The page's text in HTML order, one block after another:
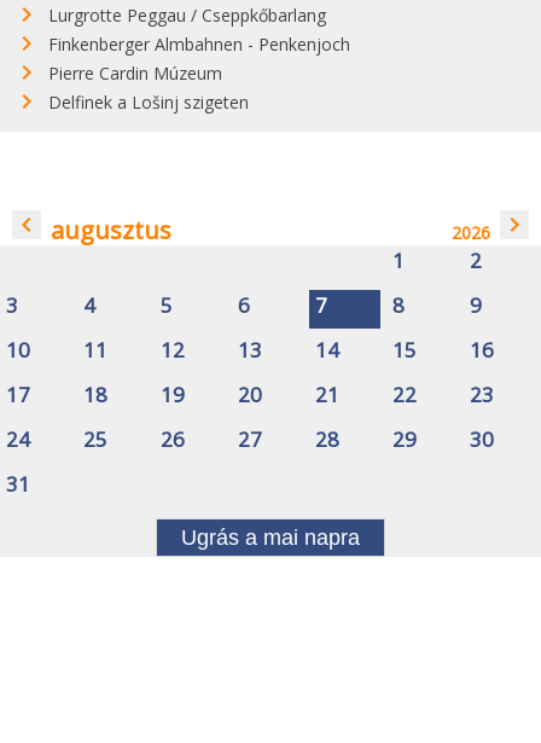
Lurgrotte Peggau / Cseppkőbarlang
Finkenberger Almbahnen - Penkenjoch
Pierre Cardin Múzeum
Delfinek a Lošinj szigeten
navigate_before augusztus 2026 navigate_next
1
2
3
4 5 6 7 8
9
10
11 12 13 14 15
16
17
18 19 20 21 22
23
24
25 26 27 28 29
30
31
Ugrás a mai napra